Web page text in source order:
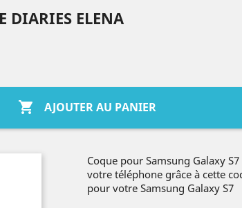
DIARIES ELENA
 AJOUTER AU PANIER
Coque pour Samsung Galaxy
votre téléphone grâce à cette
pour votre Samsung Galaxy S7